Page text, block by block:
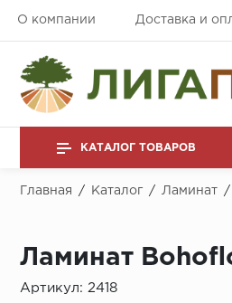
О компании Доставка и
КАТАЛОГ ТОВАРОВ
Главная / Каталог / Ламинат /
Ламинат
Артикул: 2418